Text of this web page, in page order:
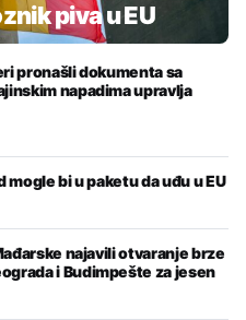
piva u EU
pronašli dokumenta sa
napadima upravlja
mogle bi u paketu da uđu u EU
najavili otvaranje brze
i Budimpešte za jesen